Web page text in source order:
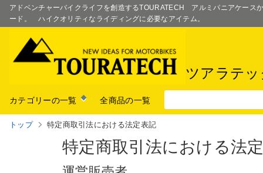
アドベンチャーバイクライフを創造するTOURATECH アルミパニアケース
ード。 ハイクオリティなライディングに必要なアイテム。
ツアラテ
カテゴリーの一覧 全商品の一覧
トップ 特定商取引法における法定表記
特定商取引法における法